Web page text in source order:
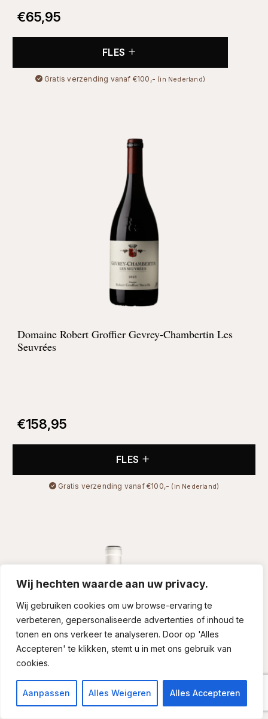
Wij hechten waarde aan uw privacy.
Wij gebruiken cookies om uw browse-ervaring te
verbeteren, gepersonaliseerde advertenties of inhoud te
tonen en ons verkeer te analyseren. Door op 'Alles
Accepteren' te klikken, stemt u in met ons gebruik van
cookies.
Aanpassen Alles Weigeren Alles Accepteren
€65,95
FLES
Gratis verzending vanaf €100,- (in Nederland)
Domaine Robert Groffier Gevrey-Chambertin Les
Seuvrées
€158,95
FLES
Gratis verzending vanaf €100,- (in Nederland)